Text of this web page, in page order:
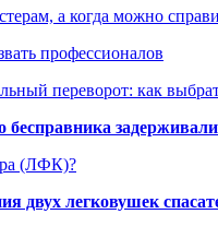
а когда можно
профессионалов
переворот: как
задерживали
(ЛФК)?
двух легковушек